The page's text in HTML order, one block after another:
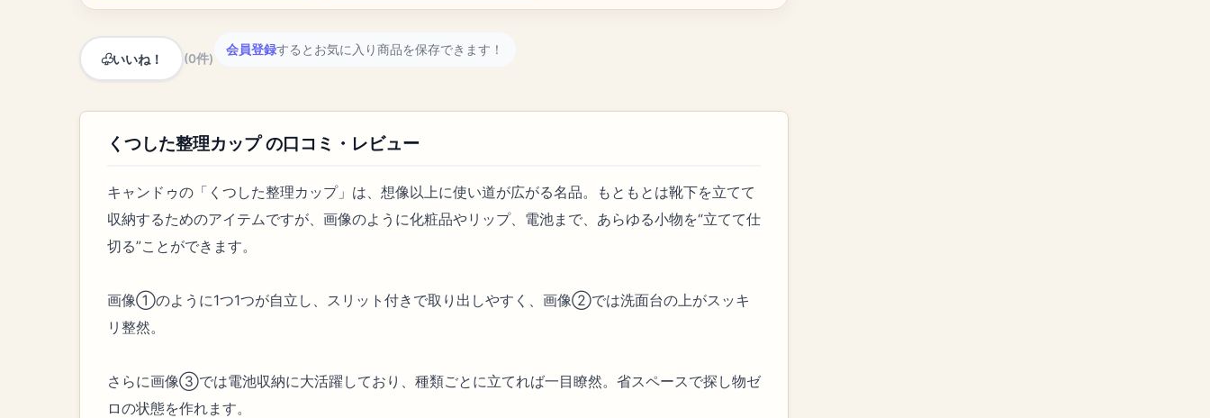
いいね！ (0件)
会員登録するとお気に入り商品を保存できます！
くつした整理カップ の口コミ・レビュー
キャンドゥの「くつした整理カップ」は、想像以上に使い道が広がる名品。もともとは靴下を立てて
収納するためのアイテムですが、画像のように化粧品やリップ、電池まで、あらゆる小物を“立てて仕
切る”ことができます。
画像①のように1つ1つが自立し、スリット付きで取り出しやすく、画像②では洗面台の上がスッキ
リ整然。
さらに画像③では電池収納に大活躍しており、種類ごとに立てれば一目瞭然。省スペースで探し物ゼ
ロの状態を作れます。